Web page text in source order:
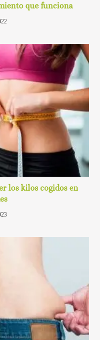
que funciona
los kilos cogidos en